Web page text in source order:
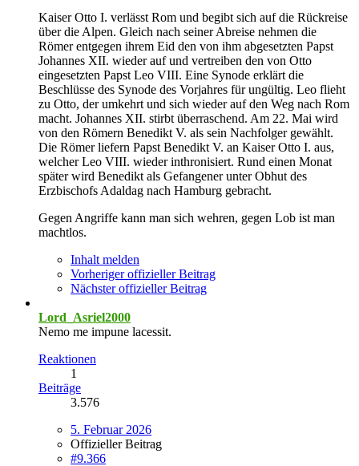
Kaiser Otto I. verlässt Rom und begibt sich auf die Rückreise
über die Alpen. Gleich nach seiner Abreise nehmen die
Römer entgegen ihrem Eid den von ihm abgesetzten Papst
Johannes XII. wieder auf und vertreiben den von Otto
eingesetzten Papst Leo VIII. Eine Synode erklärt die
Beschlüsse des Synode des Vorjahres für ungültig. Leo flieht
zu Otto, der umkehrt und sich wieder auf den Weg nach Rom
macht. Johannes XII. stirbt überraschend. Am 22. Mai wird
von den Römern Benedikt V. als sein Nachfolger gewählt.
Die Römer liefern Papst Benedikt V. an Kaiser Otto I. aus,
welcher Leo VIII. wieder inthronisiert. Rund einen Monat
später wird Benedikt als Gefangener unter Obhut des
Erzbischofs Adaldag nach Hamburg gebracht.
Gegen Angriffe kann man sich wehren, gegen Lob ist man
machtlos.
Inhalt melden
Vorheriger offizieller Beitrag
Nächster offizieller Beitrag
Lord_Asriel2000
Nemo me impune lacessit.
Reaktionen
1
Beiträge
3.576
5. Februar 2026
Offizieller Beitrag
#9.366